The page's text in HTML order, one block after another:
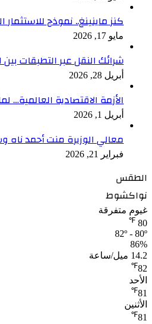
كنز ماينينغ.. نموذج
مايو 17, 2026
شرائك النقل عبر التطبقات
أبريل 28, 2026
الأزمة الاقتصادية العالمية…
أبريل 1, 2026
معالي الوزيرة منت أحمد ناه
فبراير 21, 2026
الطقس
نواكشوط
غيوم متفرقة
80
℉
82º - 80º
86%
14.2 ميل/ساعة
82
℉
الأحد
81
℉
الأثنين
81
℉